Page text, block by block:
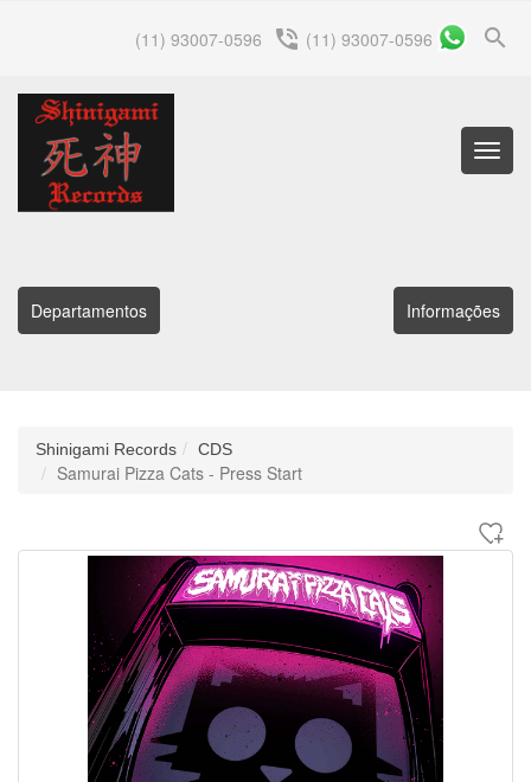
search
(11) 93007-0596 phone_in_talk (11) 93007-0596
Menu
Departamentos Informações
Shinigami Records CDS
Samurai Pizza Cats - Press Start